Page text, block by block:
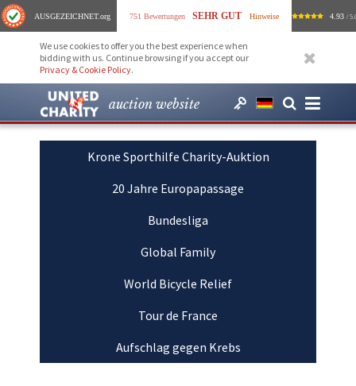
AUSGEZEICHNET.org 751 Bewertungen SEHR GUT Hinweise 4.93 /
We use cookies to offer you the best experience when
bidding with us. Continue browsing if you accept our
Privacy & Cookie Policy.
auction website
Krone Sporthilfe Charity-Auktion
20 Jahre Europapassage
Bundesliga
Global Family
World Bicycle Relief
Tour de France
Aufschlag gegen Krebs